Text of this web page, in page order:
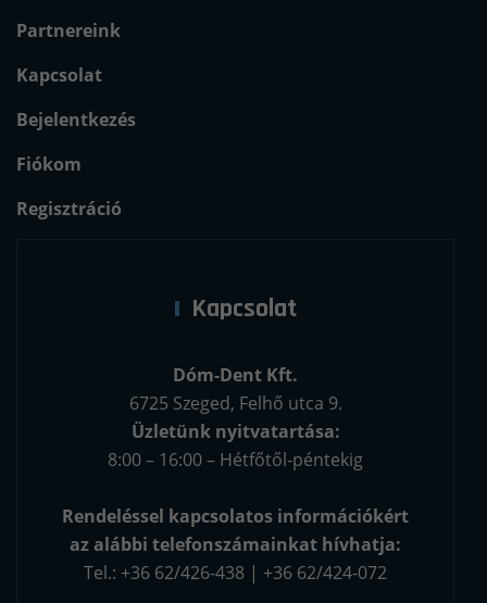
Partnereink
Kapcsolat
Bejelentkezés
Fiókom
Regisztráció
Kapcsolat
Dóm-Dent Kft.
6725 Szeged, Felhő utca 9.
Üzletünk nyitvatartása:
8:00 – 16:00 – Hétfőtől-péntekig
Rendeléssel kapcsolatos információkért
az alábbi telefonszámainkat hívhatja:
Tel.: +36 62/426-438 | +36 62/424-072